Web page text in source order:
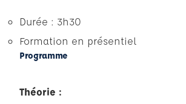
Durée : 3h30
Formation en présentiel
Programme
Théorie :